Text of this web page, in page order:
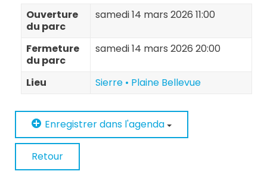
Ouverture
du parc
samedi 14 mars 2026 11:00
Fermeture
du parc
samedi 14 mars 2026 20:00
Lieu Sierre • Plaine Bellevue
Enregistrer dans l'agenda
Retour